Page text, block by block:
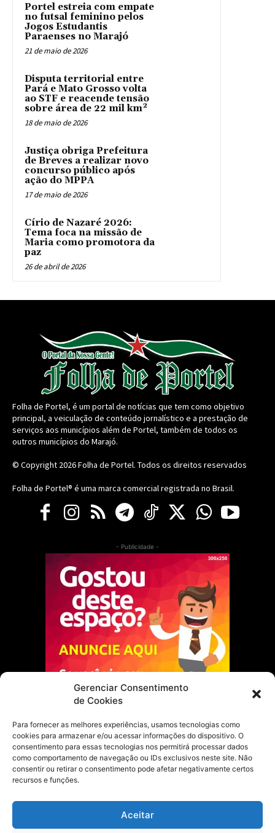
Gerenciar Consentimento
de Cookies
Para fornecer as melhores experiências, usamos tecnologias como
cookies para armazenar e/ou acessar informações do dispositivo. O
consentimento para essas tecnologias nos permitirá processar dados
como comportamento de navegação ou IDs exclusivos neste site. Não
consentir ou retirar o consentimento pode afetar negativamente certos
recursos e funções.
Aceitar
Portel estreia com empate
no futsal feminino pelos
Jogos Estudantis
Paraenses no Marajó
21 de maio de 2026
Disputa territorial entre
Pará e Mato Grosso volta
ao STF e reacende tensão
sobre área de 22 mil km²
18 de maio de 2026
Justiça obriga Prefeitura
de Breves a realizar novo
concurso público após
ação do MPPA
17 de maio de 2026
Círio de Nazaré 2026:
Tema foca na missão de
Maria como promotora da
paz
26 de abril de 2026
Folha de Portel, é um portal de notícias que tem como objetivo
principal, a veiculação de conteúdo jornalístico e a prestação de
serviços aos municípios além de Portel, também de todos os
outros municípios do Marajó.
© Copyright 2026Folha de Portel. Todos os direitos reservados
Folha de Portel® é uma marca comercial registrada no Brasil.
- Publicidade -
Escolha do Editor
Justiça Itinerante garante regularização
fundiária e casamento comunitário para
famílias em Portel
21 de maio de 2026